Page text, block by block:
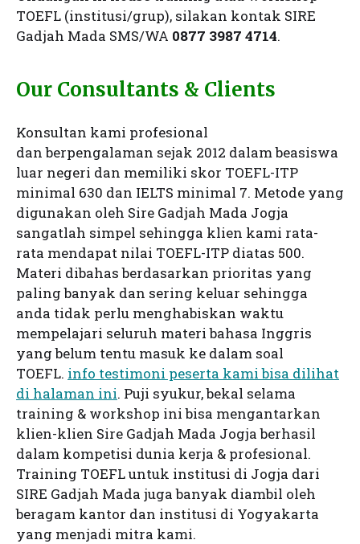
TOEFL (institusi/grup), silakan kontak SIRE
Gadjah Mada SMS/WA 0877 3987 4714.
Our Consultants & Clients
Konsultan kami profesional
dan berpengalaman sejak 2012 dalam beasiswa
luar negeri dan memiliki skor TOEFL-ITP
minimal 630 dan IELTS minimal 7. Metode yang
digunakan oleh Sire Gadjah Mada Jogja
sangatlah simpel sehingga klien kami rata-
rata mendapat nilai TOEFL-ITP diatas 500.
Materi dibahas berdasarkan prioritas yang
paling banyak dan sering keluar sehingga
anda tidak perlu menghabiskan waktu
mempelajari seluruh materi bahasa Inggris
yang belum tentu masuk ke dalam soal
TOEFL. info testimoni peserta kami bisa dilihat
di halaman ini. Puji syukur, bekal selama
training & workshop ini bisa mengantarkan
klien-klien Sire Gadjah Mada Jogja berhasil
dalam kompetisi dunia kerja & profesional.
Training TOEFL untuk institusi di Jogja dari
SIRE Gadjah Mada juga banyak diambil oleh
beragam kantor dan institusi di Yogyakarta
yang menjadi mitra kami.